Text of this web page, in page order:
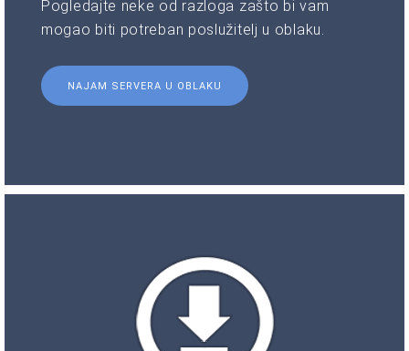
Pogledajte neke od razloga zašto bi vam
mogao biti potreban poslužitelj u oblaku.
NAJAM SERVERA U OBLAKU